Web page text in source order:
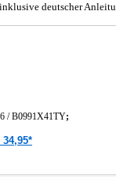
deutscher
/B0991X41TY;
34,95*